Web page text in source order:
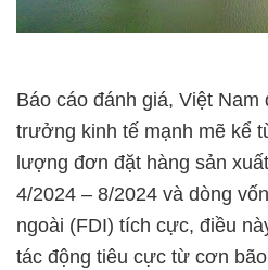
Báo cáo đánh giá, Việt Nam
trưởng kinh tế mạnh mẽ kể
lượng đơn đặt hàng sản
4/2024 – 8/2024 và dòng
ngoài (FDI) tích cực, điều
tác động tiêu cực từ cơn